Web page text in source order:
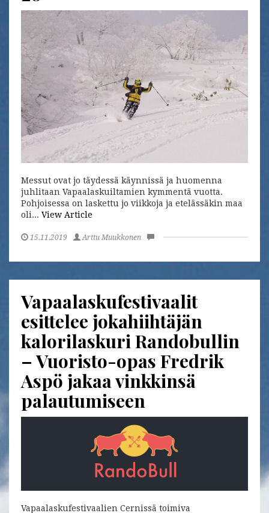
Messut ovat jo täydessä käynnissä ja huomenna
juhlitaan Vapaalaskuiltamien kymmentä vuotta.
Pohjoisessa on laskettu jo viikkoja ja etelässäkin maa
oli... View Article
15.11.2019 Arttu Muukkonen
Vapaalaskufestivaalit
esittelee jokahiihtäjän
kalorilaskuri Randobullin
– Vuoristo-opas Fredrik
Aspö jakaa vinkkinsä
palautumiseen
Vapaalaskufestivaalien Cernissä toimiva